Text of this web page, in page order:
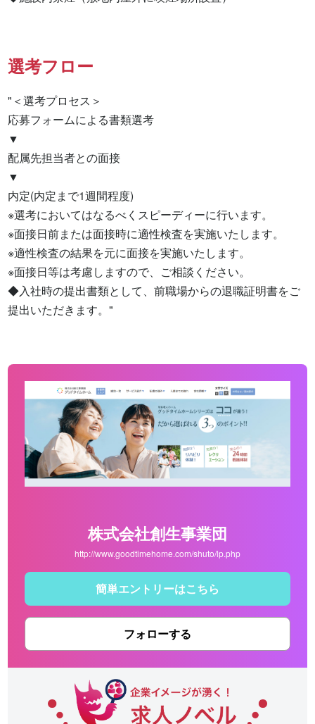
選考フロー
"＜選考プロセス＞
応募フォームによる書類選考
▼
配属先担当者との面接
▼
内定(内定まで1週間程度)
※選考においてはなるべくスピーディーに行います。
※面接日前または面接時に適性検査を実施いたします。
※適性検査の結果を元に面接を実施いたします。
※面接日等は考慮しますので、ご相談ください。
◆入社時の提出書類として、前職場からの退職証明書をご
提出いただきます。"
株式会社創生事業団
http://www.goodtimehome.com/shuto/lp.php
簡単エントリーはこちら
フォローする